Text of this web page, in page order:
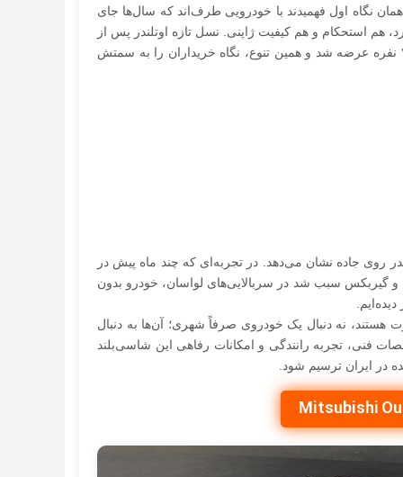
نگاه اول فهمیدند با خودرویی طرف‌اند که سال‌ها جای
استحکام و هم کیفیت ژاپنی. نسل تازه اوتلندر پس از
بازطراحی سال ۲۰۲۱، توسط آرین پارس موتور در مدل‌های ۵ و ۷ نفره عرضه شد و همین تنوع، نگاه خریداران را به سمتش
روی جاده نشان می‌دهد. در تجربه‌ای که چند ماه پیش در
و گیربکس سبب شد در سربالایی‌های لواسان، خودرو بدون
هستند، نه دنبال یک خودروی صرفاً شهری؛ آن‌ها به دنبال
فنی، تجربه رانندگی و امکانات رفاهی این شاسی‌بلند
در ایران ترسیم شود.